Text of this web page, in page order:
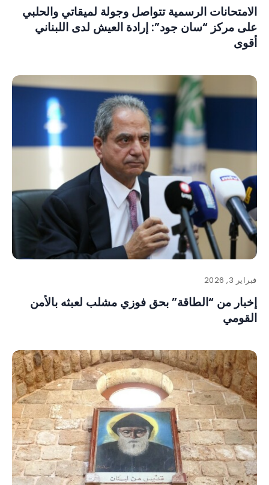
الامتحانات الرسمية تتواصل وجولة لميقاتي والحلبي
على مركز “سان جود”: إرادة العيش لدى اللبناني
أقوى
فبراير 3, 2026
إخبار من “الطاقة” بحق فوزي مشلب لعبثه بالأمن
القومي